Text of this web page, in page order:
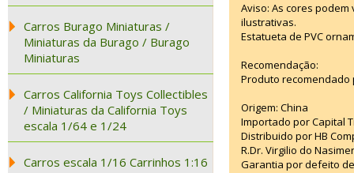
Carros Burago Miniaturas /
Miniaturas da Burago / Burago
Miniaturas
Carros California Toys Collectibles
/ Miniaturas da California Toys
escala 1/64 e 1/24
Carros escala 1/16 Carrinhos 1:16
Aviso: As cores
ilustrativas.
Estatueta de PVC
Recomendação:
Produto recomendado
Origem: China
Importado por Capital
Distribuido por HB
R.Dr. Virgilio do
Garantia por defeito